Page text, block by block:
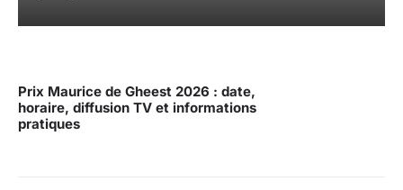
Prix Maurice de Gheest 2026 : date,
horaire, diffusion TV et informations
pratiques